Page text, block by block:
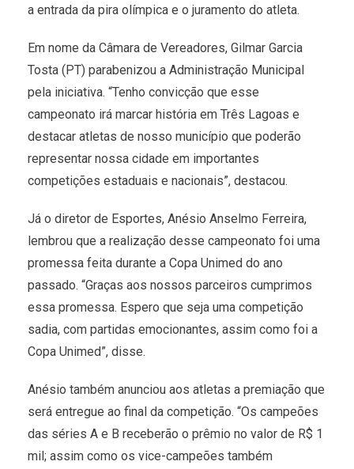
a entrada da pira olímpica e o juramento do atleta.
Em nome da Câmara de Vereadores, Gilmar Garcia
Tosta (PT) parabenizou a Administração Municipal
pela iniciativa. “Tenho convicção que esse
campeonato irá marcar história em Três Lagoas e
destacar atletas de nosso município que poderão
representar nossa cidade em importantes
competições estaduais e nacionais”, destacou.
Já o diretor de Esportes, Anésio Anselmo Ferreira,
lembrou que a realização desse campeonato foi uma
promessa feita durante a Copa Unimed do ano
passado. “Graças aos nossos parceiros cumprimos
essa promessa. Espero que seja uma competição
sadia, com partidas emocionantes, assim como foi a
Copa Unimed”, disse.
Anésio também anunciou aos atletas a premiação que
será entregue ao final da competição. “Os campeões
das séries A e B receberão o prêmio no valor de R$ 1
mil; assim como os vice-campeões também